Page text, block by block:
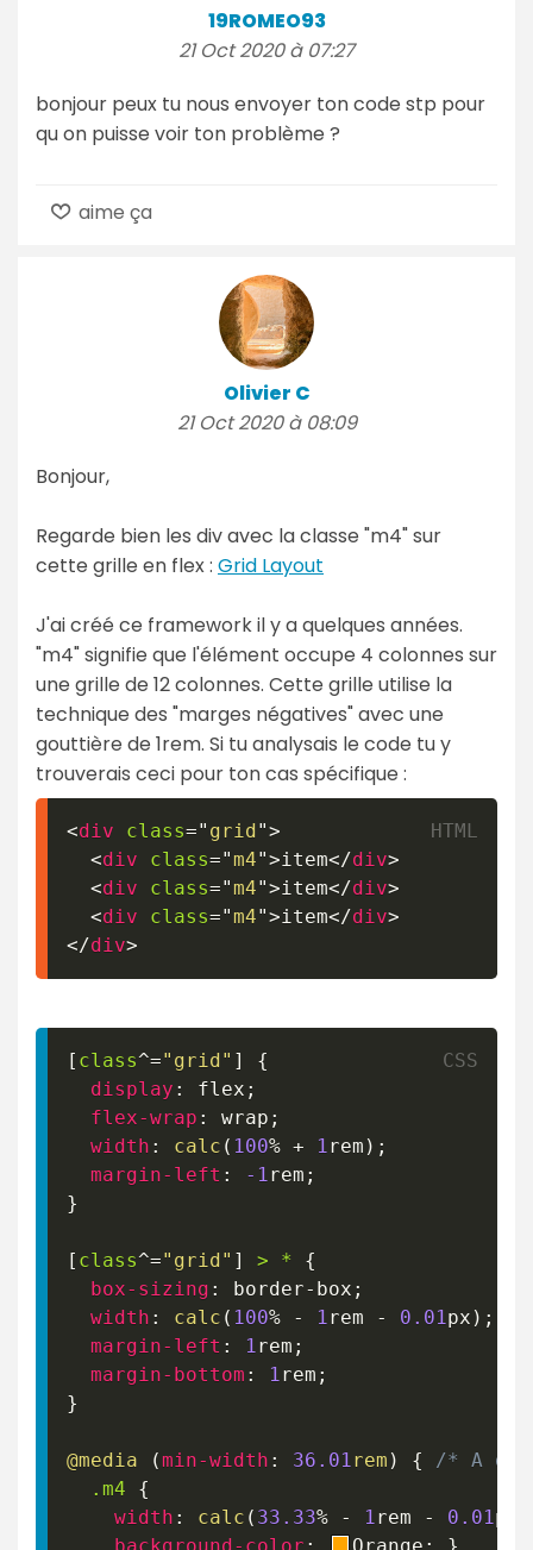
19ROMEO93
21 Oct 2020 à 07:27
bonjour peux tu nous envoyer ton code stp pour
qu on puisse voir ton problème ?
aime ça
Olivier C
21 Oct 2020 à 08:09
Bonjour,
Regarde bien les div avec la classe "m4" sur
cette grille en flex : Grid Layout
J'ai créé ce framework il y a quelques années.
"m4" signifie que l'élément occupe 4 colonnes sur
une grille de 12 colonnes. Cette grille utilise la
technique des "marges négatives" avec une
gouttière de 1rem. Si tu analysais le code tu y
trouverais ceci pour ton cas spécifique :
<div class=" grid">
<div class="m4">item</div>
<div class="m4">item</div>
<div class="m4">item</div>
</div>
[ class^="grid" ]
{
display : flex ;
flex-wrap : wrap ;
width : calc ( 100% + 1 rem ) ;
margin-left : -1 rem ;
}
[ class^="grid" ] > *
{
box-sizing : border-box ;
width : calc ( 100% - 1 rem - 0.01 px ) ;
margin-left : 1 rem ;
margin-bottom : 1 rem ;
}
@media (min-width : 36.01 rem ) {
/* A
.m4
{
width : calc ( 33.33% - 1 rem - 0.01 px
background-color : Orange ; }